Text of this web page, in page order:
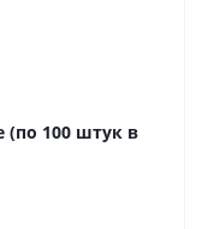
(по 100 штук в